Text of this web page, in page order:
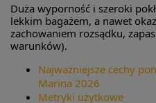
Duża wyporność i szeroki
lekkim bagażem, a nawet
zachowaniem rozsądku,
warunków).
Najważniejsze cechy
Marina 2026
Metryki użytkowe